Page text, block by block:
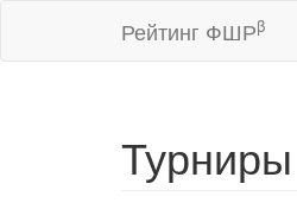
Рейтинг ФШРβ